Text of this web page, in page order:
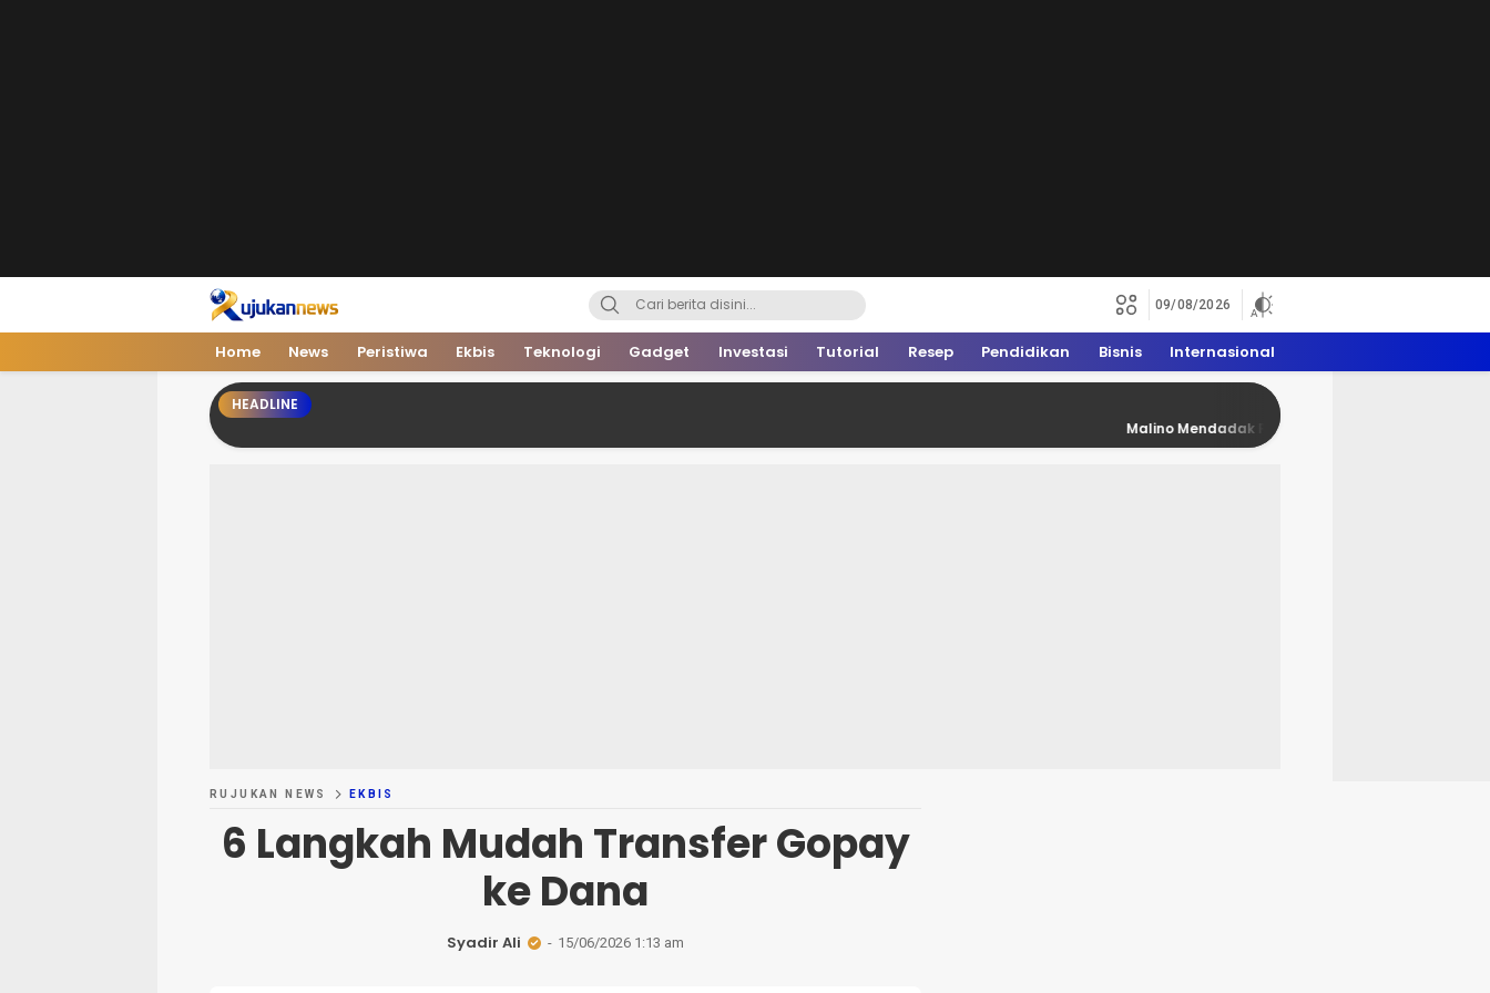
09/08/2026
Home News Peristiwa Ekbis Teknologi Gadget Investasi Tutorial Resep Pendidikan Bisnis Internasional
HEADLINE
Malino Mendadak Penuh Rider Trail, WAM 2026 Dongkrak
RUJUKAN NEWS EKBIS
6 Langkah Mudah Transfer Gopay
ke Dana
Syadir Ali 15/06/2026 1:13 am